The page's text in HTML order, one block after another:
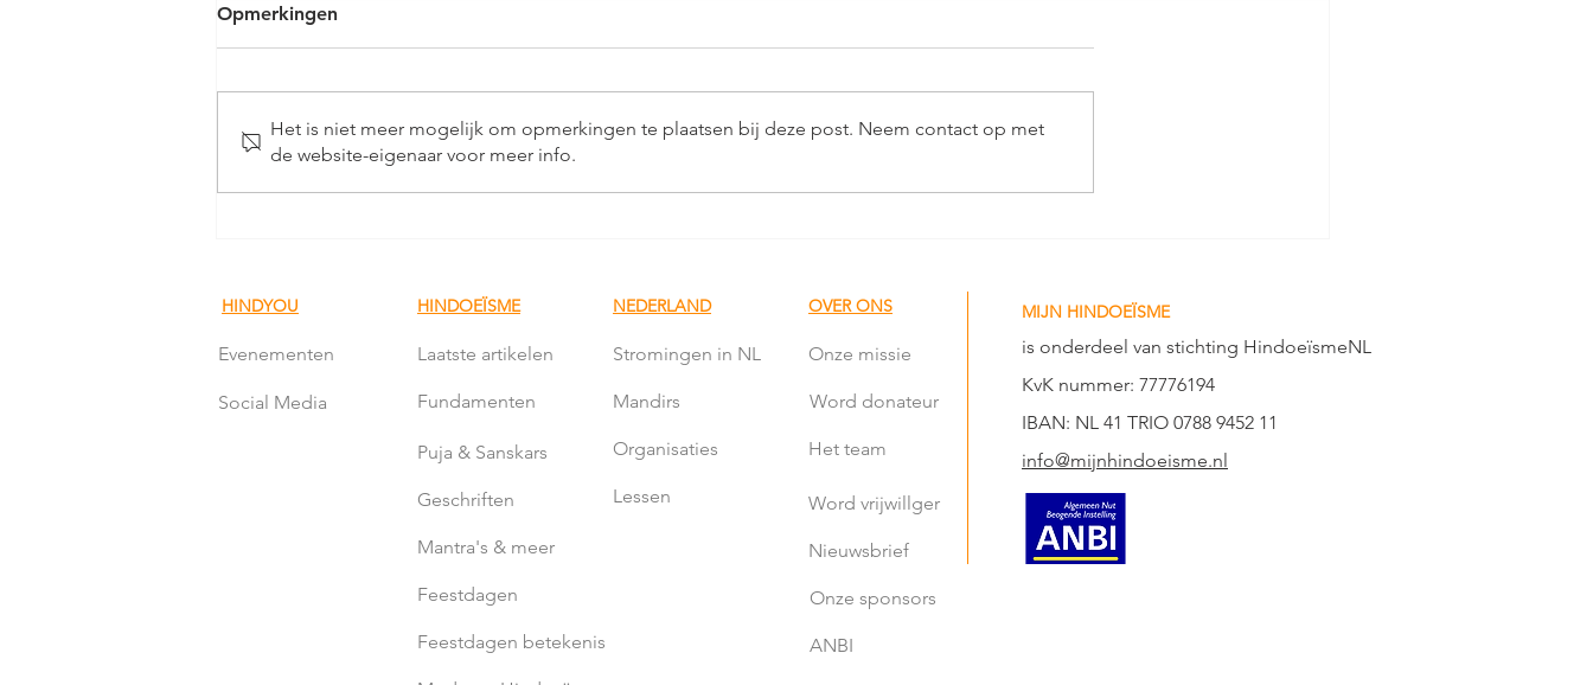
Terugblik Trouwen & Liefde
Terugblik Mandir
Opmerkingen
Het is niet meer mogelijk om opmerkingen te plaatsen bij deze post. Neem contact op met
de website-eigenaar voor meer info.
HINDYOU
Evenementen
Social Media
HINDOEÏSME
Laatste artikelen
Fundamenten
Puja & Sanskars
Geschriften
Mantra's & meer
Feestdagen
Feestdagen betekenis
NEDERLAND
Stromingen in NL
Mandirs
Organisaties
Lessen
OVER ONS
Onze missie
Word donateur
Word vrijwillger
Het team
Nieuwsbrief
Onze sponsors
ANBI
MIJN HINDOEÏSME
is onderdeel van stichting HindoeïsmeNL
KvK nummer: 77776194
IBAN: NL 41 TRIO 0788 9452 11
info@mijnhindoeisme.nl